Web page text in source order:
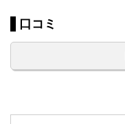
口コミ